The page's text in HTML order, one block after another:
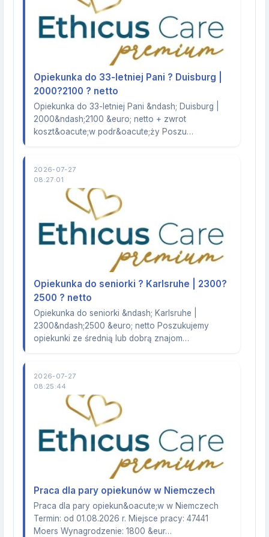
Opiekunka do 33-letniej Pani ? Duisburg |
2000?2100 ? netto
Opiekunka do 33-letniej Pani &ndash; Duisburg |
2000&ndash;2100 &euro; netto + zwrot
koszt&oacute;w podr&oacute;ży Poszu…
2026-07-27
08:27:01
Opiekunka do seniorki ? Karlsruhe | 2300?
2500 ? netto
Opiekunka do seniorki &ndash; Karlsruhe |
2300&ndash;2500 &euro; netto Poszukujemy
opiekunki ze średnią lub dobrą znajom…
2026-07-27
08:25:44
Praca dla pary opiekunów w Niemczech
Praca dla pary opiekun&oacute;w w Niemczech
Termin: od 01.08.2026 r. Miejsce pracy: 47441
Moers Wynagrodzenie: 1800 &eur…